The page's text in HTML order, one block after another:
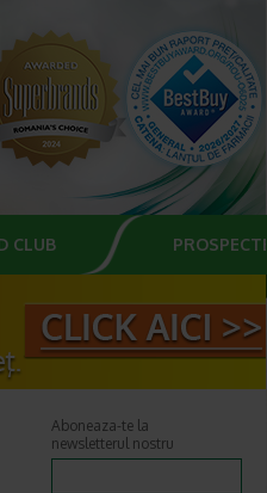
CLUB PROSPECTE
Aboneaza-te la
newsletterul nostru